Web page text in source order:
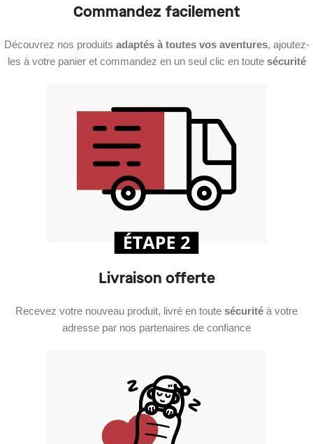
Commandez facilement
Découvrez nos produits adaptés à toutes vos aventures, ajoutez-
les à votre panier et commandez en un seul clic en toute sécurité
Livraison offerte
Recevez votre nouveau produit, livré en toute sécurité à votre
adresse par nos partenaires de confiance